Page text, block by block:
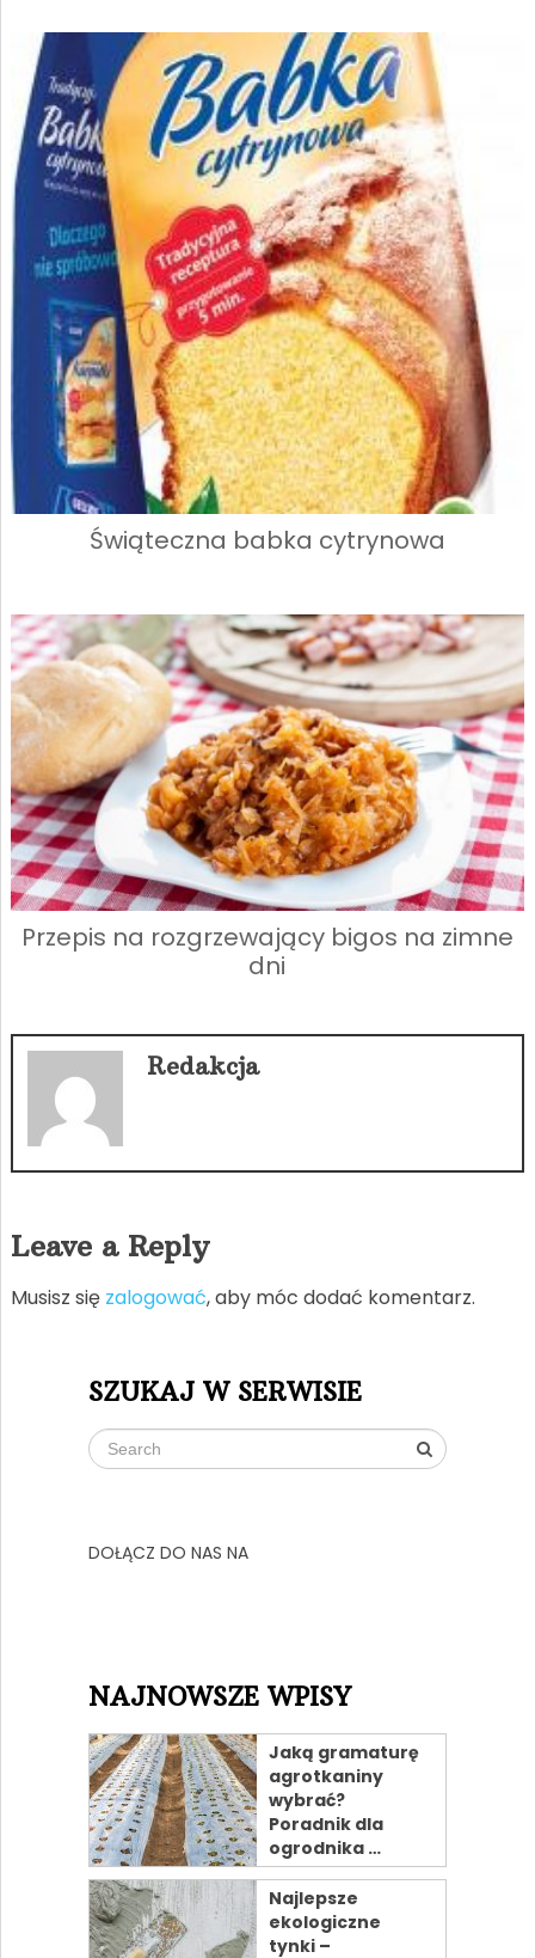
Świąteczna babka cytrynowa
Przepis na rozgrzewający bigos na zimne
dni
Redakcja
Leave a Reply
Musisz się zalogować, aby móc dodać komentarz.
SZUKAJ W SERWISIE
DOŁĄCZ DO NAS NA
NAJNOWSZE WPISY
Jaką gramaturę
agrotkaniny
wybrać?
Poradnik dla
ogrodnika …
Najlepsze
ekologiczne
tynki –